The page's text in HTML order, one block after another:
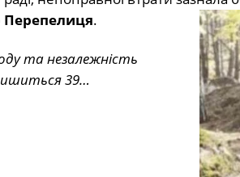
Перепелиця.
та незалежність
39…